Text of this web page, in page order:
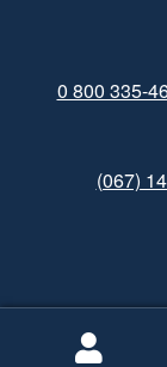
0 800 335-
(067)